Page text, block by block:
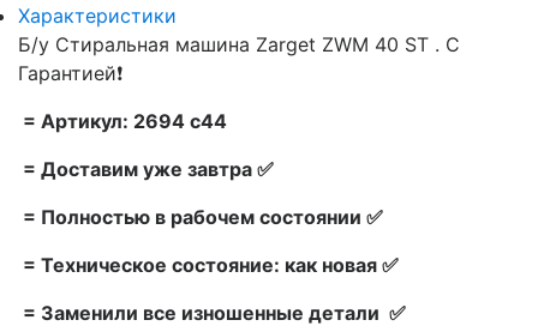
Характеристики
Б/у Стиральная машина Zarget ZWM 40 ST . С
Гарантией❗
= Артикул: 2694 c44
= Доставим уже завтра ✅
= Полностью в рабочем состоянии ✅
= Техническое состояние: как новая ✅
= Заменили все изношенные детали ✅